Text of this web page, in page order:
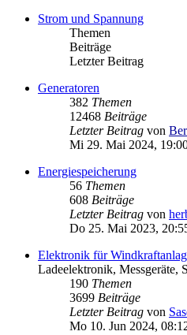
Strom und Spannung
Themen
Beiträge
Letzter Beitrag
Generatoren
382 Themen
12468 Beiträge
Letzter Beitrag von
Mi 29. Mai 2024,
Energiespeicherung
56 Themen
608 Beiträge
Letzter Beitrag von
Do 25. Mai 2023,
Elektronik für
Ladeelektronik, Messgeräte,
190 Themen
3699 Beiträge
Letzter Beitrag von
Mo 10. Jun 2024,